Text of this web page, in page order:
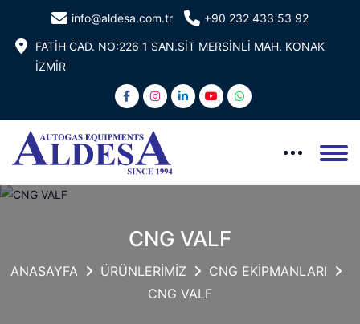
info@aldesa.com.tr +90 232 433 53 92
FATİH CAD. NO:226 1 SAN.SİT MERSİNLİ MAH. KONAK
İZMİR
CNG VALF
ANASAYFA ÜRÜNLERİMİZ
CNG EKİPMANLARI
CNG VALF